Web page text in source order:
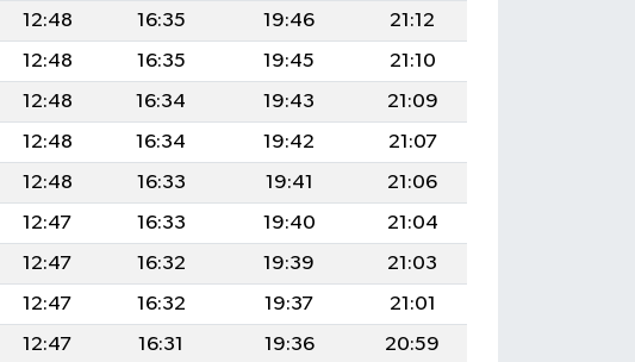
12:48 16:35 19:46
21:12
12:48 16:35 19:45
21:10
12:48 16:34 19:43
21:09
12:48 16:34 19:42
21:07
12:48 16:33 19:41
21:06
12:47 16:33 19:40
21:04
12:47 16:32 19:39
21:03
12:47 16:32 19:37
21:01
12:47 16:31 19:36
20:59